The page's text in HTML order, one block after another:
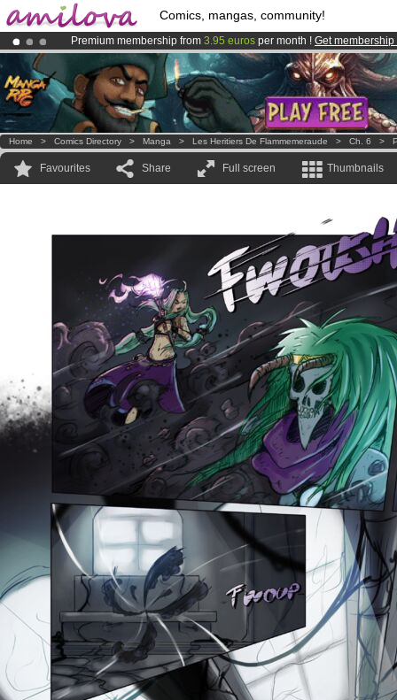
Comics, mangas, community!
Premium membership from 3.95 euros per month ! Get membership
Already 100000membersand 1000comics & mangas!.
AmilovaKickstarter is now LIVE!.
Home > Comics Directory > Manga > Les Heritiers De Flammemeraude > Ch. 6 >
Favourites Share Full screen Thumbnails